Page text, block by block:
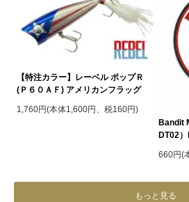
【特注カラー】レーベル ポップＲ
(Ｐ６０ＡＦ) アメリカンフラッグ
1,760円(本体1,600円、税160円)
Bandit
DT02
660円(
もっと見る